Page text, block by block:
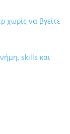
χωρίς να βγείτε
skills και